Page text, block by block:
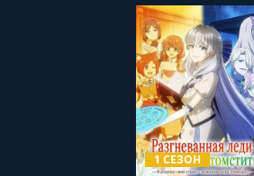
1 СЕЗОН
СМОТРЕТЬ ОНЛАЙН